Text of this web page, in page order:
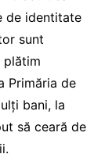
de identitate
sunt
plătim
Primăria de
bani, la
să ceară de